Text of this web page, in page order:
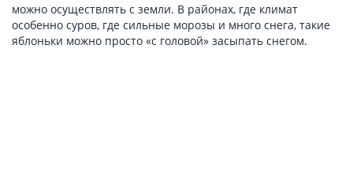
можно осуществлять с земли. В районах, где климат
особенно суров, где сильные морозы и много снега, такие
яблоньки можно просто «с головой» засыпать снегом.